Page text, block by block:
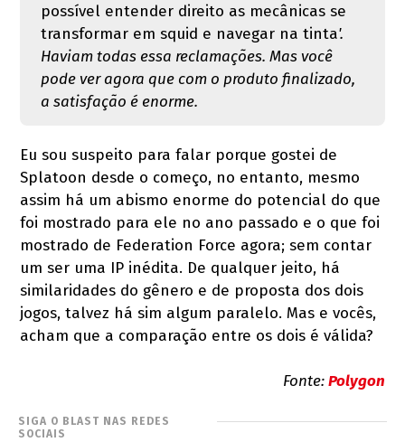
possível entender direito as mecânicas se
transformar em squid e navegar na tinta'.
Haviam todas essa reclamações. Mas você
pode ver agora que com o produto finalizado,
a satisfação é enorme.
Eu sou suspeito para falar porque gostei de
Splatoon desde o começo, no entanto, mesmo
assim há um abismo enorme do potencial do que
foi mostrado para ele no ano passado e o que foi
mostrado de Federation Force agora; sem contar
um ser uma IP inédita. De qualquer jeito, há
similaridades do gênero e de proposta dos dois
jogos, talvez há sim algum paralelo. Mas e vocês,
acham que a comparação entre os dois é válida?
Fonte:Polygon
SIGA O BLAST NAS REDES
SOCIAIS